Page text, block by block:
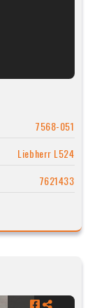
7568-051
Liebherr L524
7621433